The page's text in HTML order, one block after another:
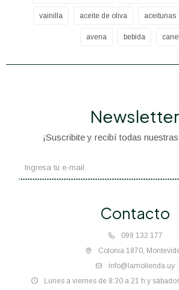
vainilla aceite de oliva aceitunas
avena bebida
Contacto
099 132 177
Colonia 1870,
info@lamolienda.uy
Lunes a viernes de 8:30 a 21 h y
Newsletter
¡Suscribite y recibí todas